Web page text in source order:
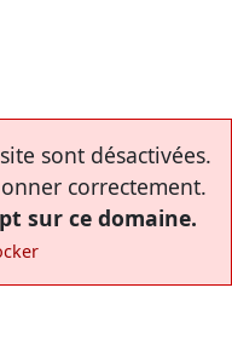
sont désactivées.
correctement.
sur ce domaine.